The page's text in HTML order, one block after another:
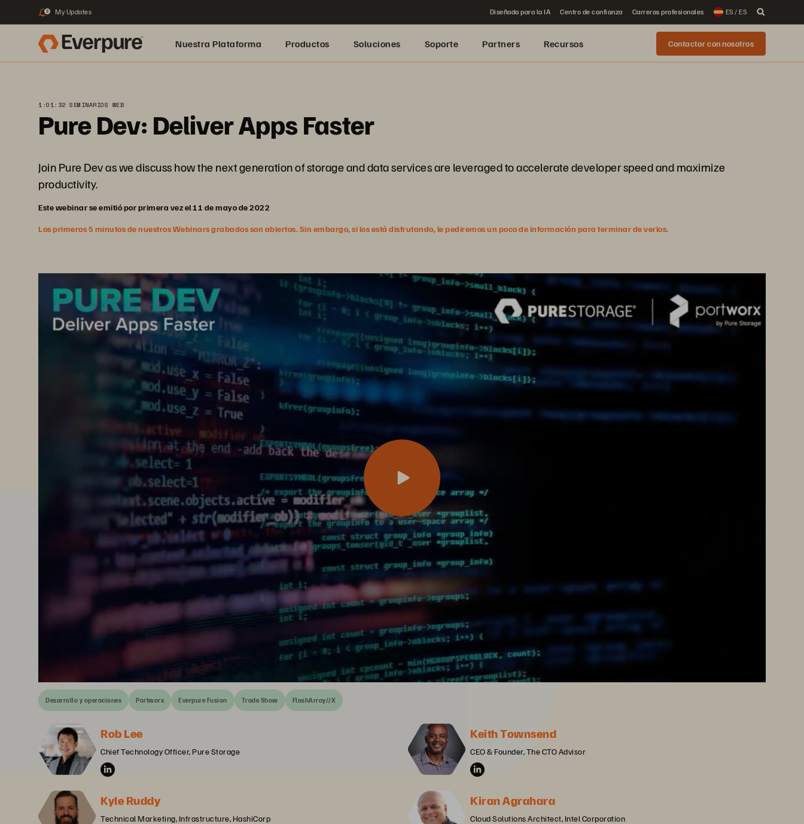
2 My Updates Diseñada para la IA Centro de confianza Carreras profesionales ES / ES
Nuestra Plataforma Productos Soluciones Soporte Partners Recursos Contactar con nosotros
1:01:32 SEMINARIOS WEB
Pure Dev: Deliver Apps Faster
Join Pure Dev as we discuss how the next generation of storage and data services are leveraged to accelerate developer speed and maximize
productivity.
Este webinar se emitió por primera vez el 11 de mayo de 2022
Los primeros 5 minutos de nuestros Webinars grabados son abiertos. Sin embargo, si los está disfrutando, le pediremos un poco de información para terminar de verlos.
Desarrollo y operaciones Portworx Everpure Fusion Trade Show FlashArray//X
Rob Lee
Chief Technology Officer, Pure Storage
Keith Townsend
CEO & Founder, The CTO Advisor
Kyle Ruddy
Technical Marketing, Infrastructure, HashiCorp
Kiran Agrahara
Cloud Solutions Architect, Intel Corporation